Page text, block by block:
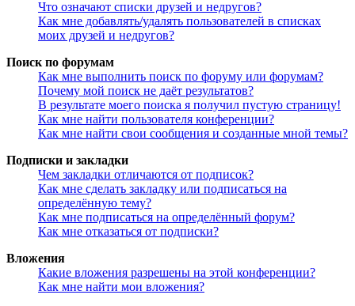
Что означают списки друзей и недругов?
Как мне добавлять/удалять пользователей в списках
моих друзей и недругов?
Поиск по форумам
Как мне выполнить поиск по форуму или форумам?
Почему мой поиск не даёт результатов?
В результате моего поиска я получил пустую страницу!
Как мне найти пользователя конференции?
Как мне найти свои сообщения и созданные мной темы?
Подписки и закладки
Чем закладки отличаются от подписок?
Как мне сделать закладку или подписаться на
определённую тему?
Как мне подписаться на определённый форум?
Как мне отказаться от подписки?
Вложения
Какие вложения разрешены на этой конференции?
Как мне найти мои вложения?